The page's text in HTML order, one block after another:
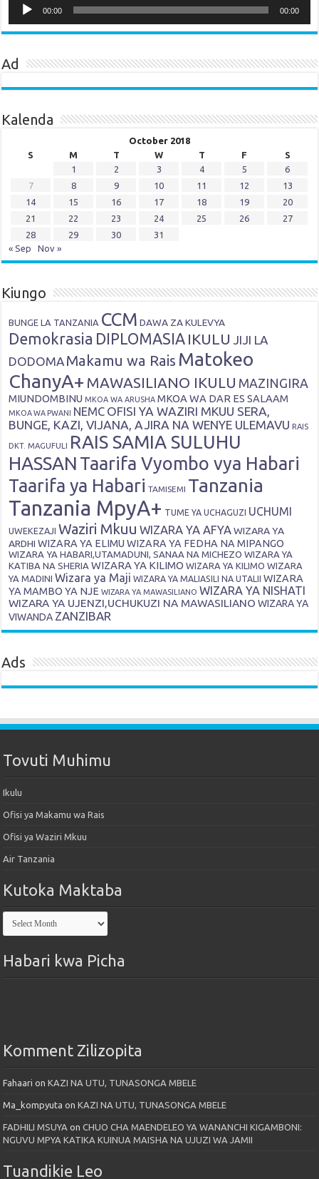
Player
00:00 00:00
Ad
Kalenda
October 2018
S
M T W T F
S
1
2 3 4 5
6
7
8 9 10 11 12
13
14
15 16 17 18 19
20
21
22 23 24 25 26
27
28
29 30
31
« Sep
Nov »
Kiungo
BUNGE LA TANZANIA CCM DAWA ZA KULEVYA
Demokrasia DIPLOMASIA IKULU JIJI LA
DODOMA Makamu wa Rais Matokeo
ChanyA+ MAWASILIANO IKULU MAZINGIRA
MIUNDOMBINU MKOA WA ARUSHA MKOA WA DAR ES SALAAM
MKOA WA PWANI NEMC OFISI YA WAZIRI MKUU SERA,
BUNGE, KAZI, VIJANA, AJIRA NA WENYE ULEMAVU RAIS
DKT. MAGUFULI RAIS SAMIA SULUHU
HASSAN Taarifa Vyombo vya Habari
Taarifa ya Habari TAMISEMI Tanzania
Tanzania MpyA+ TUME YA UCHAGUZI UCHUMI
UWEKEZAJI Waziri Mkuu WIZARA YA AFYA WIZARA YA
ARDHI WIZARA YA ELIMU WIZARA YA FEDHA NA MIPANGO
WIZARA YA HABARI,UTAMADUNI, SANAA NA MICHEZO WIZARA YA
KATIBA NA SHERIA WIZARA YA KILIMO WIZARA YA KILIMO WIZARA
YA MADINI Wizara ya Maji WIZARA YA MALIASILI NA UTALII WIZARA
YA MAMBO YA NJE WIZARA YA MAWASILIANO WIZARA YA NISHATI
WIZARA YA UJENZI,UCHUKUZI NA MAWASILIANO WIZARA YA
VIWANDA ZANZIBAR
Ads
Tovuti Muhimu
Ikulu
Ofisi ya Makamu wa Rais
Ofisi ya Waziri Mkuu
Air Tanzania
Kutoka Maktaba
Kutoka
Maktaba
Habari kwa Picha
Komment Zilizopita
Fahaari onKAZI NA UTU, TUNASONGA MBELE
Ma_kompyuta onKAZI NA UTU, TUNASONGA MBELE
FADHILI MSUYA onCHUO CHA MAENDELEO YA WANANCHI KIGAMBONI:
NGUVU MPYA KATIKA KUINUA MAISHA NA UJUZI WA JAMII
Tuandikie Leo